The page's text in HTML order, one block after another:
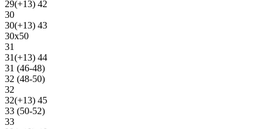
29(+13) 42
30
30(+13) 43
30х50
31
31(+13) 44
31 (46-48)
32 (48-50)
32
32(+13) 45
33 (50-52)
33